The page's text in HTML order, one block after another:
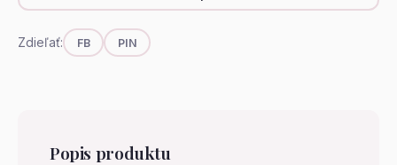
Zdieľať: FB PIN
Popis produktu